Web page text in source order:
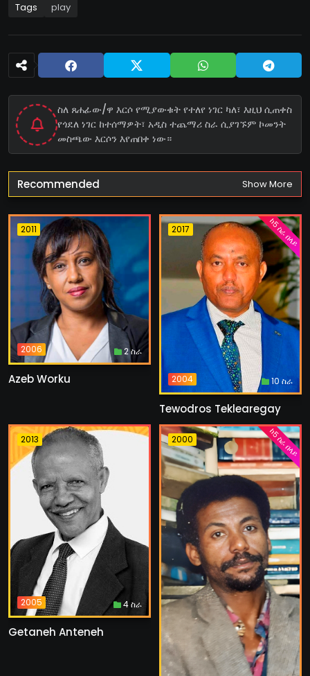
Tags play
ስለ ጸሐፊው/ዋ እርሶ የሚያውቁት የተለየ ነገር ካለ፣ እዚህ ሲጠቀስ
የጎደለ ነገር ከተሰማዎት፣ አዲስ ተጨማሪ ስራ ሲያገኙም ኮመንት
መስጫው እርሶን እየጠበቀ ነው።
Recommended Show More
2011
2006 2 ስራ
Azeb Worku
2017
2004 10 ስራ
ከ5 ስራ በላይ
Tewodros Teklearegay
2013
2005 4 ስራ
Getaneh Anteneh
2000 ከ5 ስራ በላይ